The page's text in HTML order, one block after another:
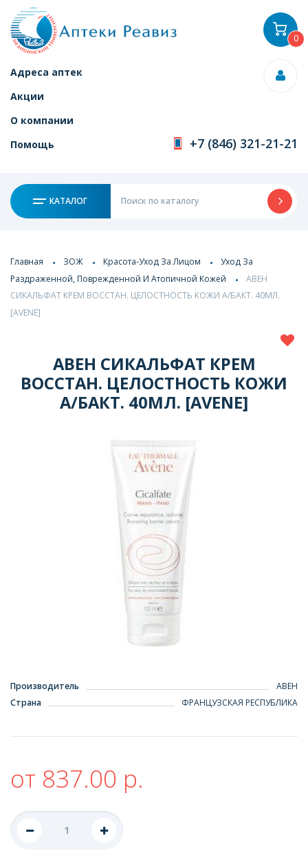
Адреса аптек
Акции
О компании
Помощь
+7 (846) 321-21-21
КАТАЛОГ
0
Главная ЗОЖ Красота-Уход За Лицом
Уход За
Раздраженной, Поврежденной И Атопичной Кожей
АВЕН
СИКАЛЬФАТ КРЕМ ВОССТАН. ЦЕЛОСТНОСТЬ КОЖИ А/БАКТ. 40МЛ.
[AVENE]
АВЕН СИКАЛЬФАТ КРЕМ
ВОССТАН. ЦЕЛОСТНОСТЬ КОЖИ
А/БАКТ. 40МЛ. [AVENE]
Производитель
АВЕН
Страна
ФРАНЦУЗСКАЯ РЕСПУБЛИКА
от 837.00 р.